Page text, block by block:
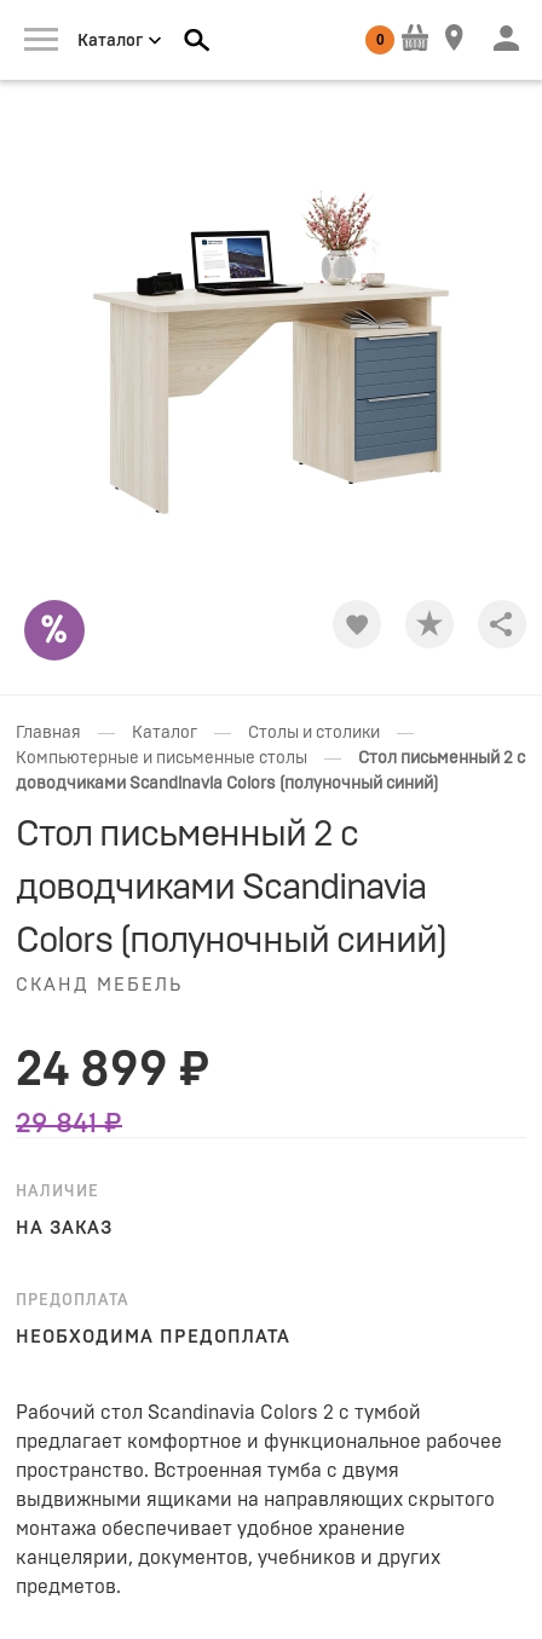
Каталог 0
Главная — Каталог — Столы и столики —
Компьютерные и письменные столы —
Стол письменный 2 с
доводчиками Scandinavia Colors (полуночный синий)
Стол письменный 2 с
доводчиками Scandinavia
Colors (полуночный синий)
СКАНД МЕБЕЛЬ
24 899 ₽
29 841 ₽
НАЛИЧИЕ
НА ЗАКАЗ
ПРЕДОПЛАТА
НЕОБХОДИМА ПРЕДОПЛАТА
Рабочий стол Scandinavia Colors 2 с тумбой
предлагает комфортное и функциональное рабочее
пространство. Встроенная тумба с двумя
выдвижными ящиками на направляющих скрытого
монтажа обеспечивает удобное хранение
канцелярии, документов, учебников и других
предметов.